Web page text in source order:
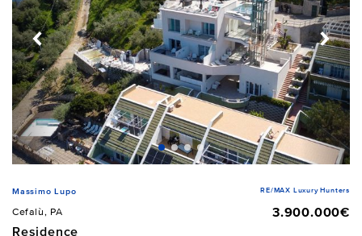
Massimo Lupo RE/MAX Luxury Hunters
Cefalù, PA
3.900.000€
Residence